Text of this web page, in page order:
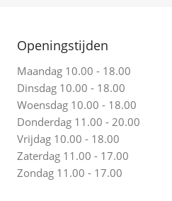
Openingstijden
Maandag 10.00 - 18.00
Dinsdag 10.00 - 18.00
Woensdag 10.00 - 18.00
Donderdag 11.00 - 20.00
Vrijdag 10.00 - 18.00
Zaterdag 11.00 - 17.00
Zondag 11.00 - 17.00